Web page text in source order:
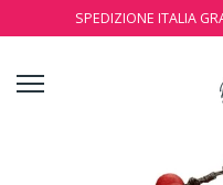
SPEDIZIONE ITALIA